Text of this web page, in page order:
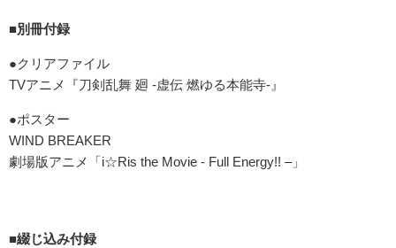
■別冊付録
●クリアファイル
TVアニメ『刀剣乱舞 廻 -虚伝 燃ゆる本能寺-』
●ポスター
WIND BREAKER
劇場版アニメ「i☆Ris the Movie - Full Energy!! ‒」
■綴じ込み付録